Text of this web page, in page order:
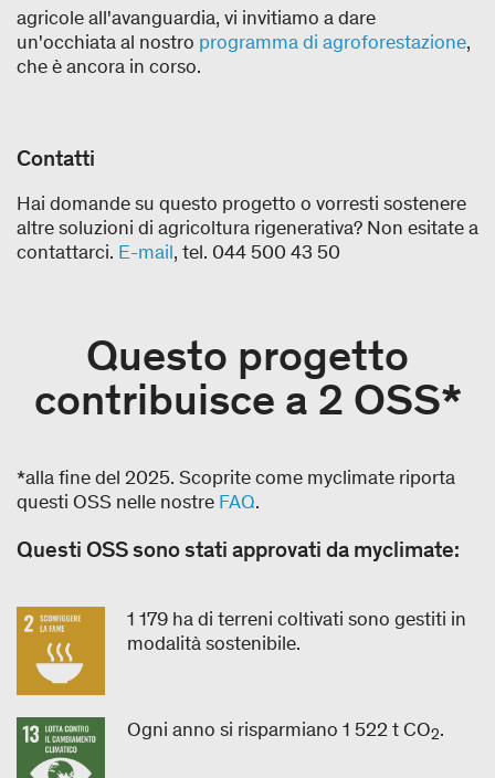
agricole all'avanguardia, vi invitiamo a dare
un'occhiata al nostro programma di agroforestazione,
che è ancora in corso.
Contatti
Hai domande su questo progetto o vorresti sostenere
altre soluzioni di agricoltura rigenerativa? Non esitate a
contattarci. E-mail, tel. 044 500 43 50
Questo progetto
contribuisce a 2 OSS*
*alla fine del 2025. Scoprite come myclimate riporta
questi OSS nelle nostre FAQ.
Questi OSS sono stati approvati da myclimate:
1 179 ha di terreni coltivati sono gestiti in
modalità sostenibile.
Ogni anno si risparmiano 1 522 t CO2.